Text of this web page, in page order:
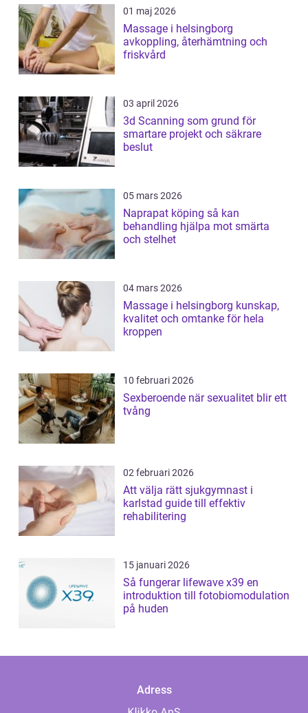
01 maj 2026
Massage i helsingborg
avkoppling, återhämtning och
friskvård
03 april 2026
3d Scanning som grund för
smartare projekt och säkrare
beslut
05 mars 2026
Naprapat köping så kan
behandling hjälpa mot smärta
och stelhet
04 mars 2026
Massage i helsingborg kunskap,
kvalitet och omtanke för hela
kroppen
10 februari 2026
Sexberoende när sexualitet blir ett
tvång
02 februari 2026
Att välja rätt sjukgymnast i
karlstad guide till effektiv
rehabilitering
15 januari 2026
Så fungerar lifewave x39 en
introduktion till fotobiomodulation
på huden
Adress